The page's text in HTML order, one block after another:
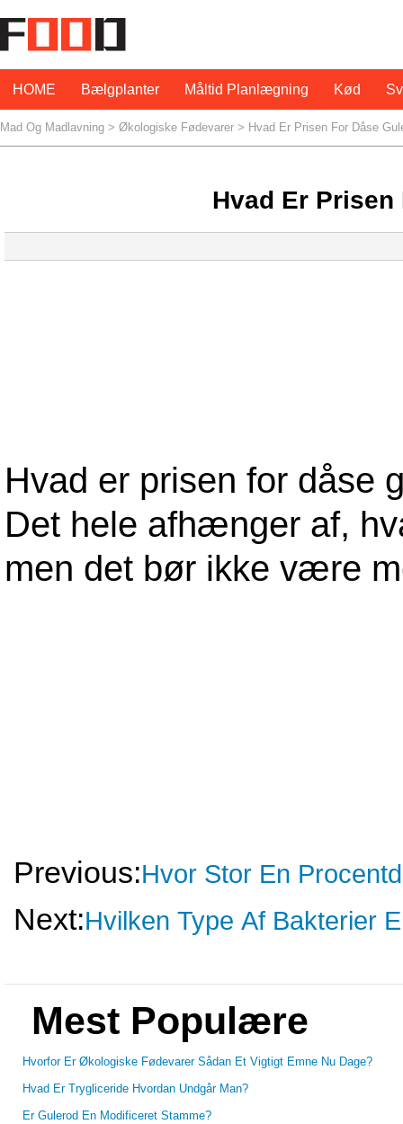
HOME Bælgplanter Måltid Planlægning Kød
Mad Og Madlavning > Økologiske Fødevarer > Hvad Er Prisen For Dåse
Hvad Er
Hvad er prisen for dåse
Det hele afhænger af,
men det bør ikke være
Previous:Hvor Stor En
Next:Hvilken Type Af Bakterier
Mest Populære
Hvorfor Er Økologiske Fødevarer Sådan Et Vigtigt Emne Nu Dage?
Hvad Er Trygliceride Hvordan Undgår Man?
Er Gulerod En Modificeret Stamme?